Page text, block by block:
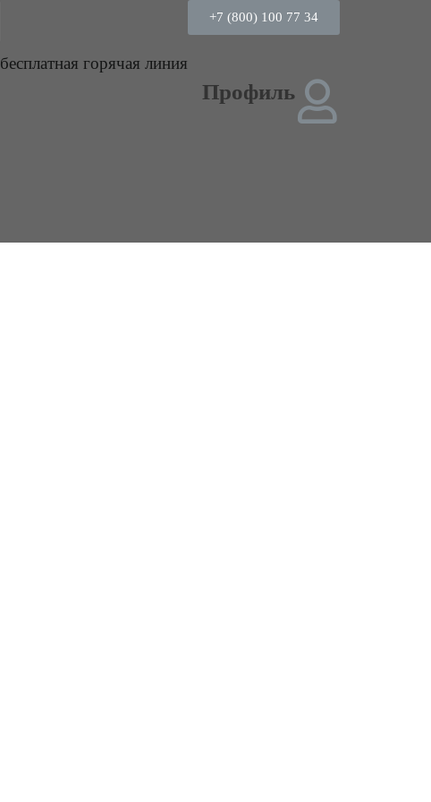
+7 (800) 100 77 34
бесплатная горячая линия
Профиль